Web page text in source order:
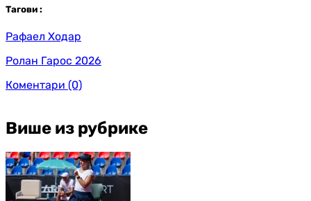
Тагови :
Рафаел Ходар
Ролан Гарос 2026
Коментари (0)
Више из рубрике